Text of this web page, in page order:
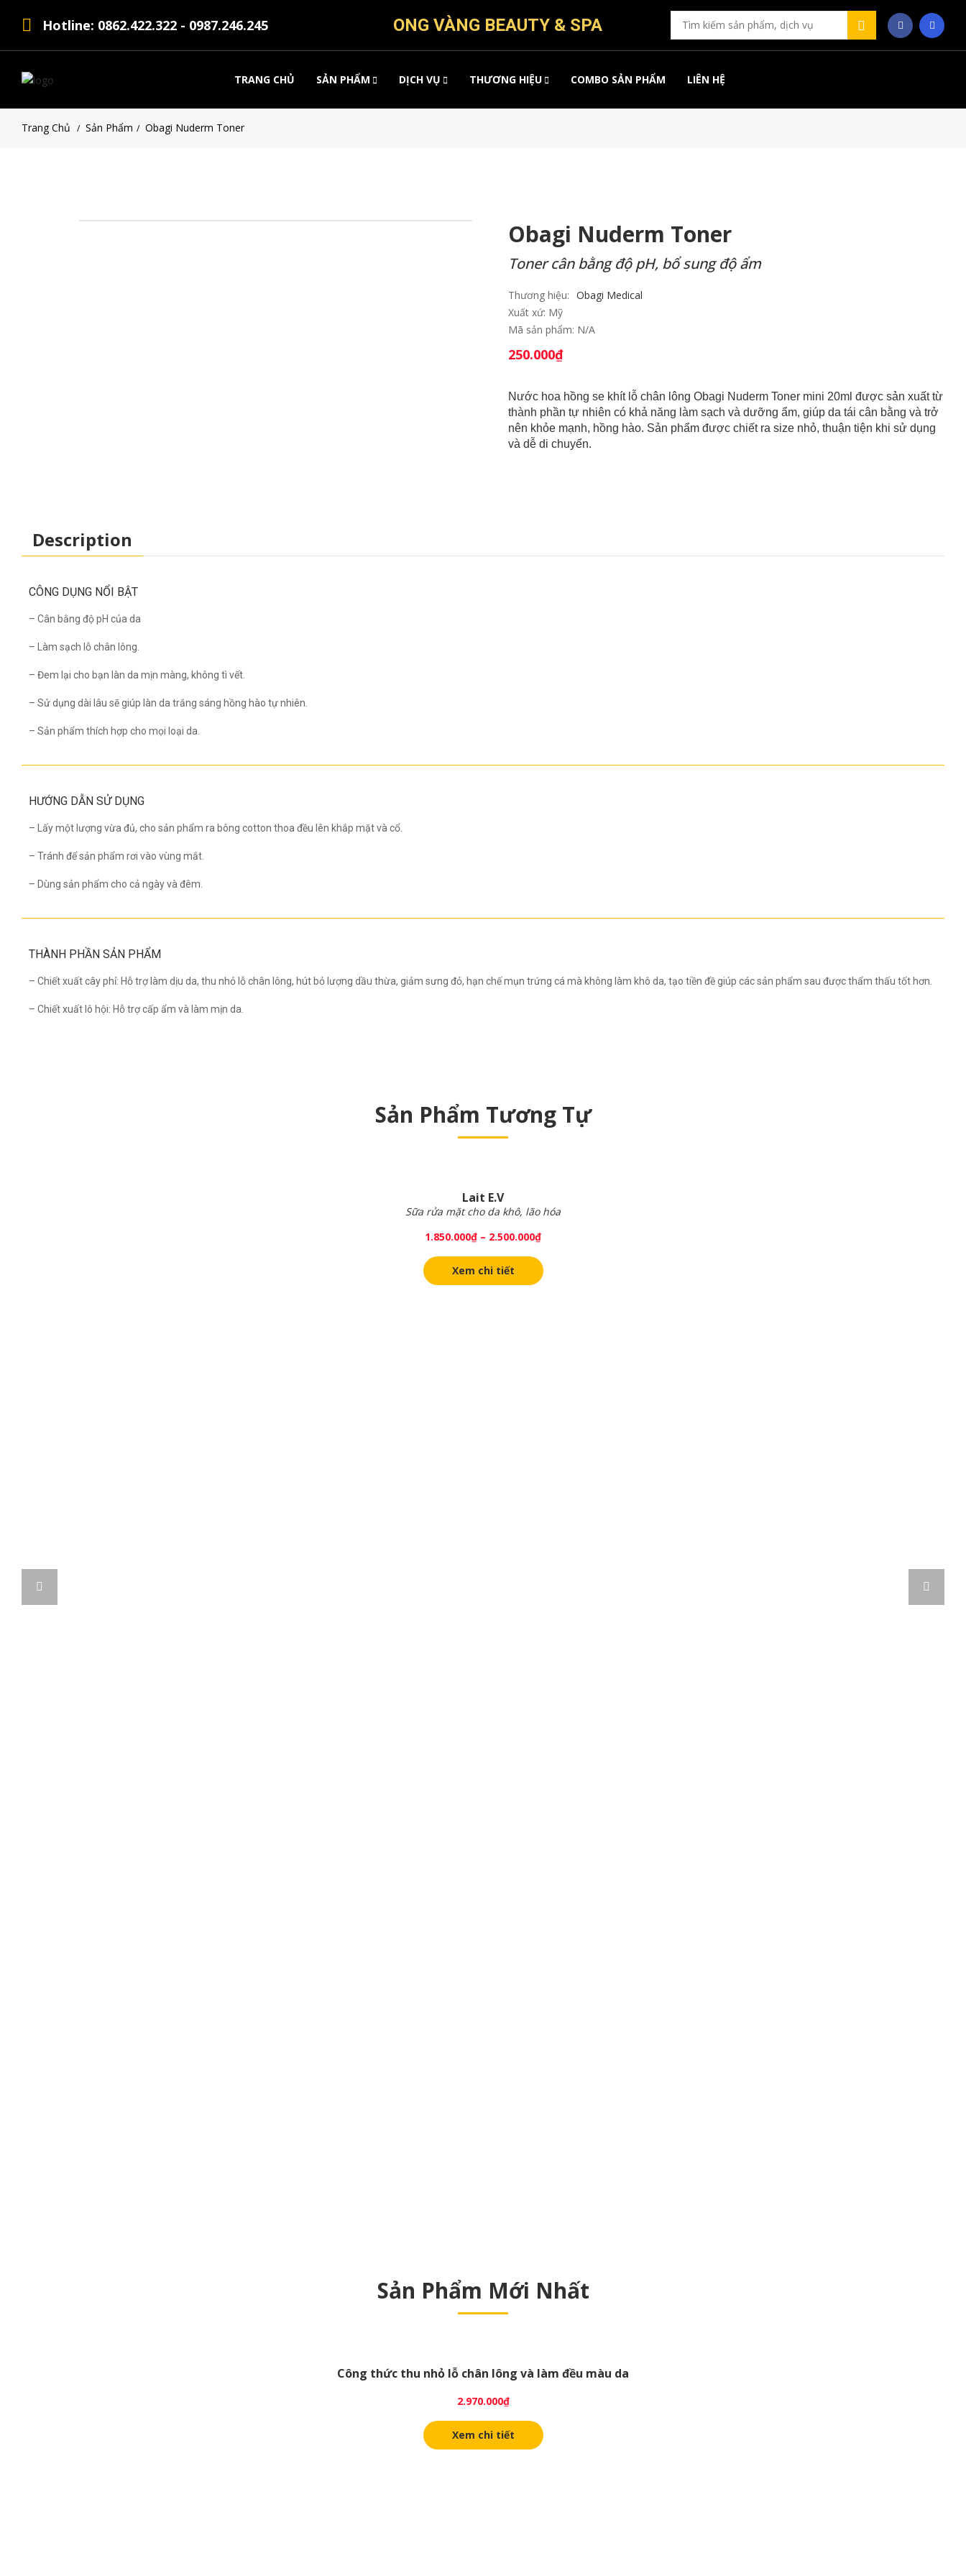
Hotline: 0862.422.322 - 0987.246.245 ONG VÀNG BEAUTY & SPA
TRANG CHỦ SẢN PHẨM DỊCH VỤ THƯƠNG HIỆU COMBO SẢN PHẨM LIÊN HỆ
Trang Chủ / Sản Phẩm / Obagi Nuderm Toner
Obagi Nuderm Toner
Toner cân bằng độ pH, bổ sung độ ẩm
Thương hiệu: Obagi Medical
Xuất xứ: Mỹ
Mã sản phẩm: N/A
250.000₫
Nước hoa hồng se khít lỗ chân lông Obagi Nuderm Toner mini 20ml được sản xuất từ
thành phần tự nhiên có khả năng làm sạch và dưỡng ẩm, giúp da tái cân bằng và trở
nên khỏe mạnh, hồng hào. Sản phẩm được chiết ra size nhỏ, thuận tiện khi sử dụng
và dễ di chuyển.
Description
CÔNG DỤNG NỔI BẬT
– Cân bằng độ pH của da
– Làm sạch lỗ chân lông.
– Đem lại cho bạn làn da mịn màng, không tì vết.
– Sử dụng dài lâu sẽ giúp làn da trắng sáng hồng hào tự nhiên.
– Sản phẩm thích hợp cho mọi loại da.
HƯỚNG DẪN SỬ DỤNG
– Lấy một lượng vừa đủ, cho sản phẩm ra bông cotton thoa đều lên khắp mặt và cổ.
– Tránh để sản phẩm rơi vào vùng mắt.
– Dùng sản phẩm cho cả ngày và đêm.
THÀNH PHẦN SẢN PHẨM
– Chiết xuất cây phỉ: Hỗ trợ làm dịu da, thu nhỏ lỗ chân lông, hút bỏ lượng dầu thừa, giảm sưng đỏ, hạn chế mụn trứng cá mà không làm khô da, tạo tiền đề giúp các sản phẩm sau được thẩm thấu tốt hơn.
– Chiết xuất lô hội: Hỗ trợ cấp ẩm và làm mịn da.
Sản Phẩm Tương Tự
Lait E.V
Sữa rửa mặt cho da khô, lão hóa
1.850.000₫ – 2.500.000₫
Xem chi tiết
Sản Phẩm Mới Nhất
Công thức thu nhỏ lỗ chân lông và làm đều màu da
2.970.000₫
Xem chi tiết